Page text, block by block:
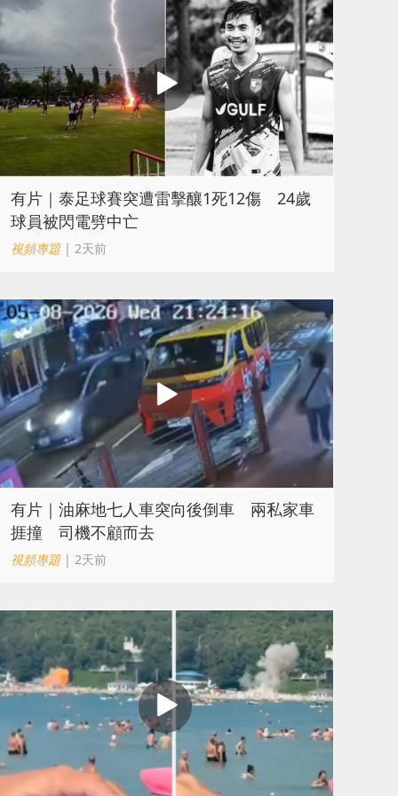
有片｜泰足球賽突遭雷擊釀1死12傷 24歲
球員被閃電劈中亡
視頻專題| 2天前
有片｜油麻地七人車突向後倒車 兩私家車
捱撞 司機不顧而去
視頻專題| 2天前